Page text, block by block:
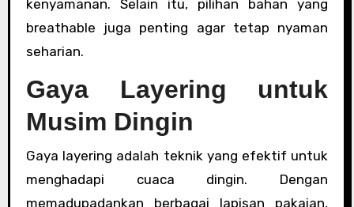
kenyamanan. Selain itu, pilihan bahan yang
breathable juga penting agar tetap nyaman
seharian.
Gaya Layering untuk
Musim Dingin
Gaya layering adalah teknik yang efektif untuk
menghadapi cuaca dingin. Dengan
memadupadankan berbagai lapisan pakaian,